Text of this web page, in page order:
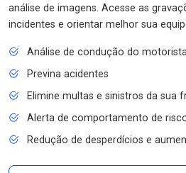
análise de imagens. Acesse as
incidentes e orientar melhor sua
Análise de condução do
Previna acidentes
Elimine multas e sinistros da sua
Alerta de comportamento de
Redução de desperdícios e